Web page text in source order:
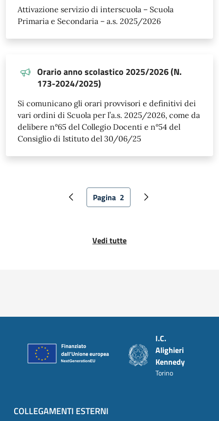
Attivazione servizio di interscuola – Scuola
Primaria e Secondaria – a.s. 2025/2026
Orario anno scolastico 2025/2026 (N.
173-2024/2025)
Si comunicano gli orari provvisori e definitivi dei
vari ordini di Scuola per l’a.s. 2025/2026, come da
delibere n°65 del Collegio Docenti e n°54 del
Consiglio di Istituto del 30/06/25
Paginazione
Pagina precedente
Pagina attuale
Pagina 2 Pagina successiva
Vedi tutte
I.C.
Alighieri
Kennedy
Torino
COLLEGAMENTI ESTERNI